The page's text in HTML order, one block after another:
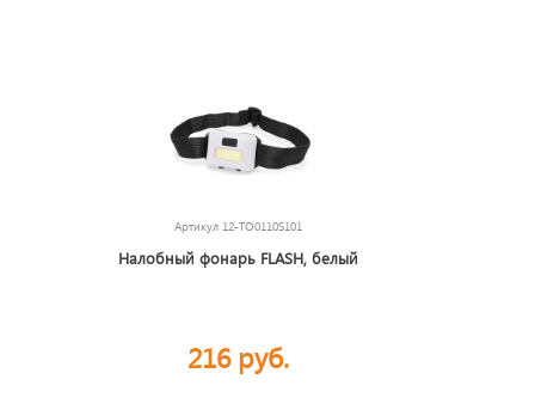
Артикул 12-TO0110S101
Налобный фонарь FLASH, белый
216 руб.